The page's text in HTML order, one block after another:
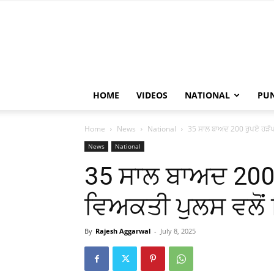
HOME VIDEOS NATIONAL
Home News National 35 ਸਾਲ ਬਾਅਦ 200 ਰੁਪਏ
News National
35 ਸਾਲ ਬਾਅਦ
ਵਿਅਕਤੀ ਪੁਲਸ ਵਲੋਂ
By Rajesh Aggarwal - July 8, 2025